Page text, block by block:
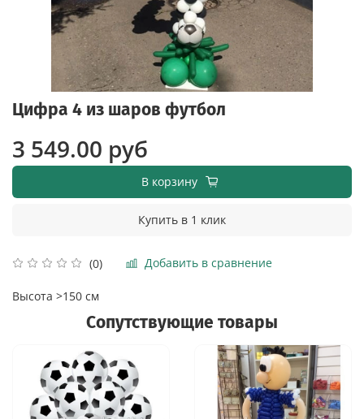
Цифра 4 из шаров футбол
(0) Добавить в сравнение
3 549.00 руб
В корзину
Купить в 1 клик
Высота >150 см
Сопутствующие товары